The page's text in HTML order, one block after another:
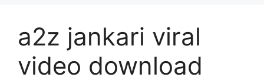
a2z jankari viral
video download